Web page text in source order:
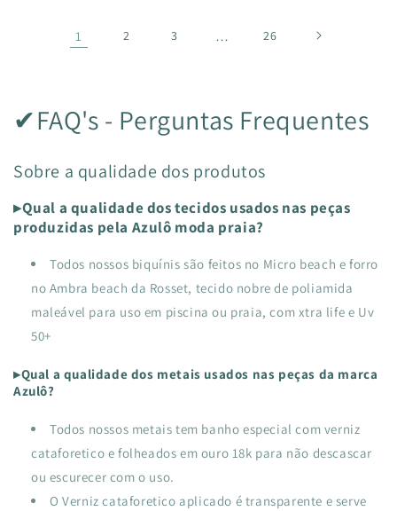
1 2 3 … 26
✔FAQ's - Perguntas Frequentes
Sobre a qualidade dos produtos
▸Qual a qualidade dos tecidos usados nas peças
produzidas pela Azulô moda praia?
Todos nossos biquínis são feitos no Micro beach e forro
no Ambra beach da Rosset, tecido nobre de poliamida
maleável para uso em piscina ou praia, com xtra life e Uv
50+
▸Qual a qualidade dos metais usados nas peças da marca
Azulô?
Todos nossos metais tem banho especial com verniz
cataforetico e folheados em ouro 18k para não descascar
ou escurecer com o uso.
O Verniz cataforetico aplicado é transparente e serve